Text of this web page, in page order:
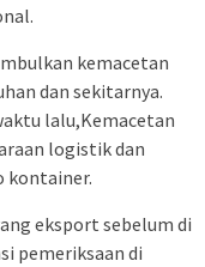
kemacetan
dan sekitarnya.
lalu,Kemacetan
logistik dan
kontainer.
eksport sebelum di
pemeriksaan di